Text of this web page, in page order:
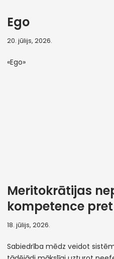
Ego
20. jūlijs, 2026.
«Ego»
Meritokrātijas
kompetence
18. jūlijs, 2026.
Sabiedrība mēdz veidot